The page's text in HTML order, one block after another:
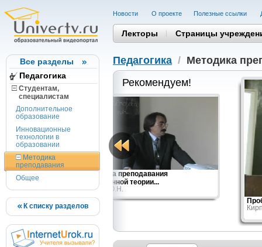
Все разделы
Педагогика
Студентам,
cпециалистам
Дополнительное
образование
Инновационные
технологии в
образовании
Методика
преподавания
Общее
К списку разделов
Новости О проекте Полезные cсылки
Лекторы Страницы
Педагогика / Методика
Рекомендуем!
Специфика преподавания
эволюционной теории...
Тиходеев О.Н.